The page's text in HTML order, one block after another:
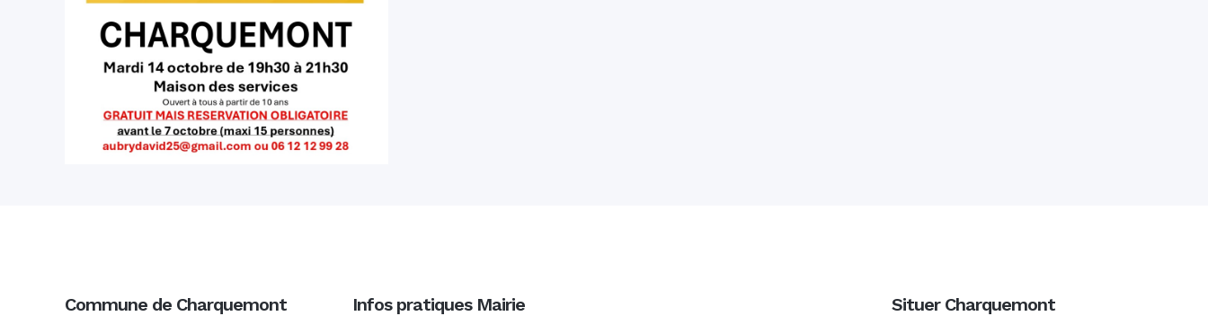
Commune de Charquemont Infos pratiques Mairie Situer Charquemont